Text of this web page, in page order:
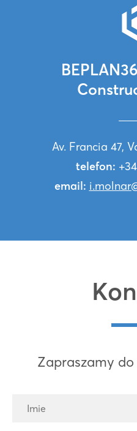
Av. Francia 47,
telefon:
email:
Zapraszamy